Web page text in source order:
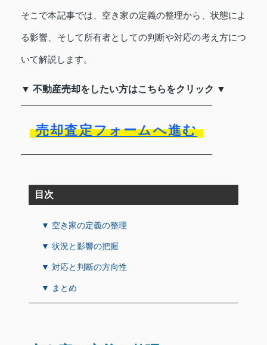
そこで本記事では、空き家の定義の整理から、状態によ
る影響、そして所有者としての判断や対応の考え方につ
いて解説します。
▼ 不動産売却をしたい方はこちらをクリック ▼
売却査定フォームへ進む
目次
▼ 空き家の定義の整理
▼ 状況と影響の把握
▼ 対応と判断の方向性
▼ まとめ